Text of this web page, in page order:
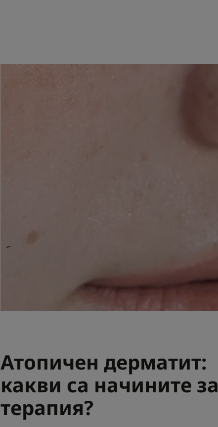
Атопичен дерматит:
какви са начините за
терапия?